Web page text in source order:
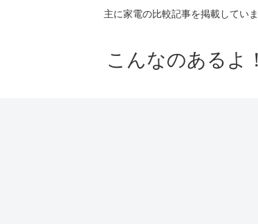
主に家電の比較記事を掲載してい
こんなのあるよ！